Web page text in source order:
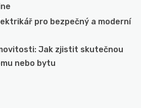
pro bezpečný a moderní
Jak zjistit skutečnou
nebo bytu